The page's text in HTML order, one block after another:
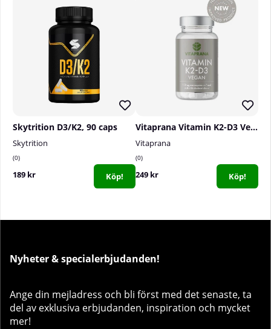
Skytrition D3/K2, 90 caps
Skytrition
0
189 kr Köp!
Vitaprana Vitamin K2-D3 Vegan, 110 caps
Vitaprana
0
249 kr Köp!
Nyheter & specialerbjudanden!
Ange din mejladress och bli först med det senaste, ta
del av exklusiva erbjudanden, inspiration och mycket
mer!